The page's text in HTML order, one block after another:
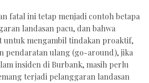
fatal ini tetap menjadi contoh betapa
landasan pacu, dan bahwa
untuk mengambil tindakan proaktif,
pendaratan ulang (go-around), jika
insiden di Burbank, masih perlu
terjadi pelanggaran landasan